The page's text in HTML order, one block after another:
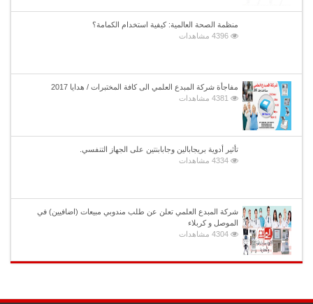
منظمة الصحة العالمية: كيفية استخدام الكمامة؟
4396 مشاهدات
مفاجأة شركة المبدع العلمي الى كافة المختبرات / هدايا 2017
4381 مشاهدات
تأثير أدوية بريجابالين وجابابنتين على الجهاز التنفسي.
4334 مشاهدات
شركة المبدع العلمي تعلن عن طلب مندوبي مبيعات (اضافيين) في
الموصل و كربلاء
4304 مشاهدات